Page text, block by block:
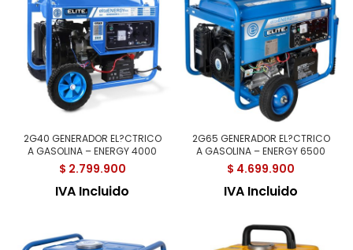
2G40 GENERADOR EL?CTRICO
A GASOLINA – ENERGY 4000
$ 2.799.900
IVA Incluido
2G65 GENERADOR EL?CTRICO
A GASOLINA – ENERGY 6500
$ 4.699.900
IVA Incluido